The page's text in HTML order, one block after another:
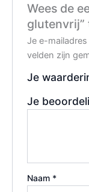
Wees de
glutenvrij”
Je e-
velden zijn
Je
Je
Naam *